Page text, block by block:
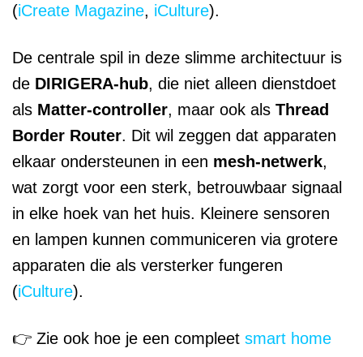
(iCreate Magazine, iCulture).
De centrale spil in deze slimme architectuur is
de DIRIGERA-hub, die niet alleen dienstdoet
als Matter-controller, maar ook als Thread
Border Router. Dit wil zeggen dat apparaten
elkaar ondersteunen in een mesh-netwerk,
wat zorgt voor een sterk, betrouwbaar signaal
in elke hoek van het huis. Kleinere sensoren
en lampen kunnen communiceren via grotere
apparaten die als versterker fungeren
(iCulture).
👉 Zie ook hoe je een compleet smart home